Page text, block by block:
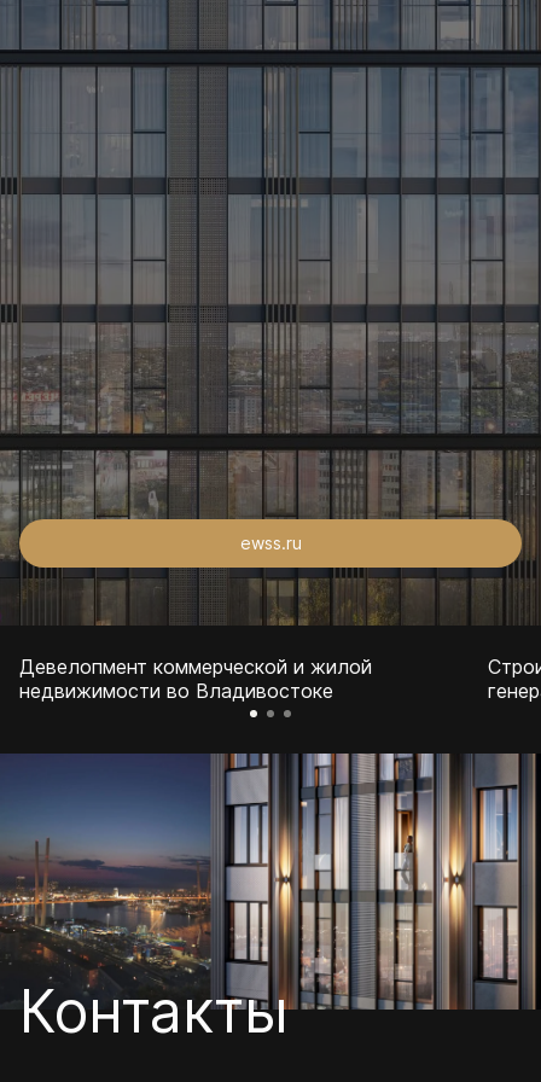
ewss.ru
Девелопмент коммерческой и жилой
недвижимости во Владивостоке
Контакты